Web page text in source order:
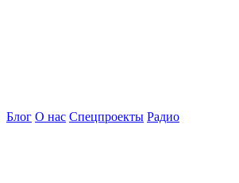
Блог О нас Спецпроекты Радио